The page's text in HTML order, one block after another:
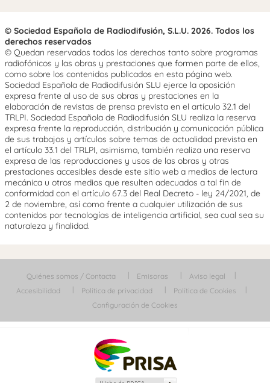
© Sociedad Española de Radiodifusión, S.L.U. 2026. Todos los
derechos reservados
© Quedan reservados todos los derechos tanto sobre programas
radiofónicos y las obras y prestaciones que formen parte de ellos,
como sobre los contenidos publicados en esta página web.
Sociedad Española de Radiodifusión SLU ejerce la oposición
expresa frente al uso de sus obras y prestaciones en la
elaboración de revistas de prensa prevista en el artículo 32.1 del
TRLPI. Sociedad Española de Radiodifusión SLU realiza la reserva
expresa frente la reproducción, distribución y comunicación pública
de sus trabajos y artículos sobre temas de actualidad prevista en
el artículo 33.1 del TRLPI, asimismo, también realiza una reserva
expresa de las reproducciones y usos de las obras y otras
prestaciones accesibles desde este sitio web a medios de lectura
mecánica u otros medios que resulten adecuados a tal fin de
conformidad con el artículo 67.3 del Real Decreto - ley 24/2021, de
2 de noviembre, así como frente a cualquier utilización de sus
contenidos por tecnologías de inteligencia artificial, sea cual sea su
naturaleza y finalidad.
Quiénes somos / Contacta Emisoras
Aviso legal
Accesibilidad
Política de privacidad
Política de Cookies
Configuración de Cookies